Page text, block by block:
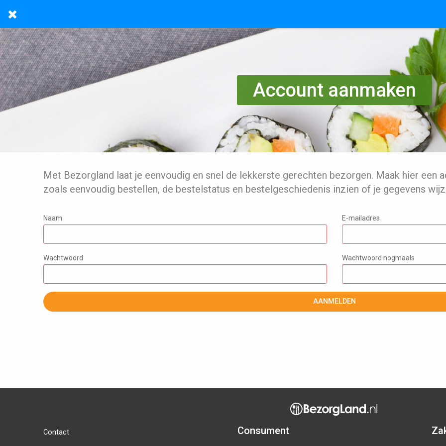
Account aanmaken
Met Bezorgland laat je eenvoudig en snel de lekkerste gerechten bezorgen. Maak hier een
zoals eenvoudig bestellen, de bestelstatus en bestelgeschiedenis inzien of je gegevens
Naam E-mailadres
Wachtwoord Wachtwoord nogmaals
AANMELDEN
Contact Consument